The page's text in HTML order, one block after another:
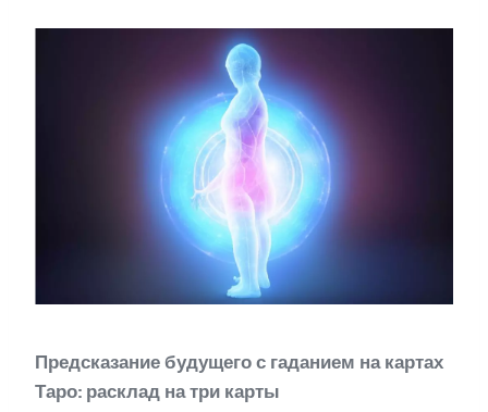
Предсказание будущего с гаданием на картах
Таро: расклад на три карты